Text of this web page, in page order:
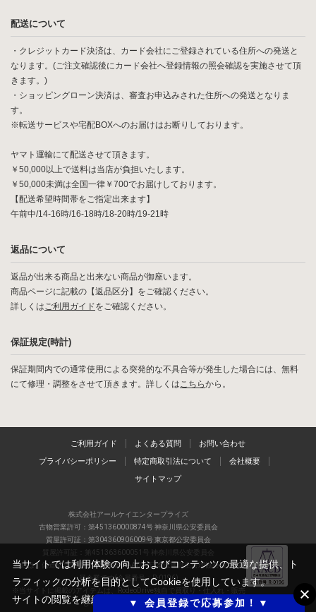
配送について
・クレジットカード決済は、カード会社にご登録されている住所への発送と
なります。(ご注文確認後にカード会社へ登録情報の照会確認を実施させて頂
きます。)
・ショッピングローン決済は、審査お申込みされた住所への発送となりま
す。
※転送サービスや宅配BOXへのお届けはお断りしております。
ヤマト運輸にて配送させて頂きます。
￥50,000以上で送料は当店が負担いたします。
￥50,000未満は全国一律￥700でお届けしております。
【配送希望時間帯をご指定出来ます】
午前中/14-16時/16-18時/18-20時/19-21時
返品について
返品が出来る商品と出来ない商品が御座います。
商品ページに記載の【返品区分】をご確認ください。
詳しくはご利用ガイドをご確認ください。
保証規定(時計)
保証期間内での通常使用による突発的な不具合等が発生した場合には、無料
にて修理・調整をさせて頂きます。詳しくはこちらから。
ご利用ガイド よくある質問 お問い合わせ
プライバシーポリシー 特定商取引法について 会社概要
サイトマップ
株式会社アールケイエンタープライズ
古物営業許可：第451360000874号 神奈川県公安委員会
質屋許可証：第304360906009号 東京都公安委員会
質屋許可証：第451363600051号 神奈川県公安委員会
当店は、偽造品の流通防止を目指すAACD(日本流通自主管理協会)の正会
員企業です(会員番号：R-0196)
※当サイトに掲載のアイテムは、RodeoDrive独自で買取り・仕入れ・販売
しているアイテムの一例です
当サイトでは利用体験の向上およびコンテンツの最適な提供、ト
ラフィックの分析を目的としてCookieを使用しています。
サイトの閲覧を継続された場合、Cookieの利用に同意したものと
▼ 会員登録で応募参加！▼